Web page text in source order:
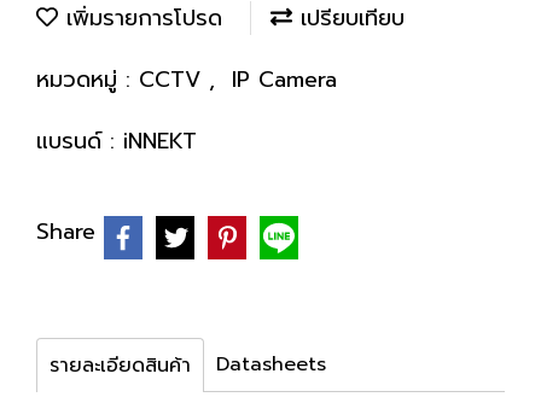
เพิ่มรายการโปรด
เปรียบเทียบ
หมวดหมู่ : CCTV , IP Camera
แบรนด์ : iNNEKT
Share
รายละเอียดสินค้า Datasheets